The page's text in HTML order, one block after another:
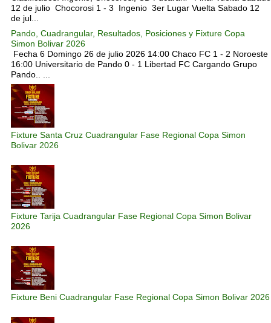
12 de julio Chocorosi 1 - 3 Ingenio 3er Lugar Vuelta Sabado 12
de jul...
Pando, Cuadrangular, Resultados, Posiciones y Fixture Copa
Simon Bolivar 2026
Fecha 6 Domingo 26 de julio 2026 14:00 Chaco FC 1 - 2 Noroeste
16:00 Universitario de Pando 0 - 1 Libertad FC Cargando Grupo
Pando.. ...
Fixture Santa Cruz Cuadrangular Fase Regional Copa Simon
Bolivar 2026
Fixture Tarija Cuadrangular Fase Regional Copa Simon Bolivar
2026
Fixture Beni Cuadrangular Fase Regional Copa Simon Bolivar 2026